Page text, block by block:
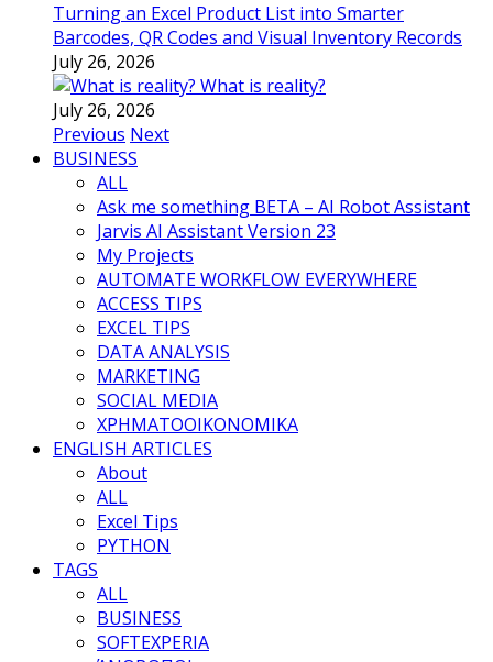
Turning an Excel Product List into Smarter
Barcodes, QR Codes and Visual Inventory Records
July 26, 2026
What is reality?
July 26, 2026
Previous Next
BUSINESS
ALL
Ask me something BETA – AI Robot Assistant
Jarvis AI Assistant Version 23
My Projects
AUTOMATE WORKFLOW EVERYWHERE
ACCESS TIPS
EXCEL TIPS
DATA ANALYSIS
MARKETING
SOCIAL MEDIA
ΧΡΗΜΑΤΟΟΙΚΟΝΟΜΙΚΑ
ENGLISH ARTICLES
About
ALL
Excel Tips
PYTHON
TAGS
ALL
BUSINESS
SOFTEXPERIA